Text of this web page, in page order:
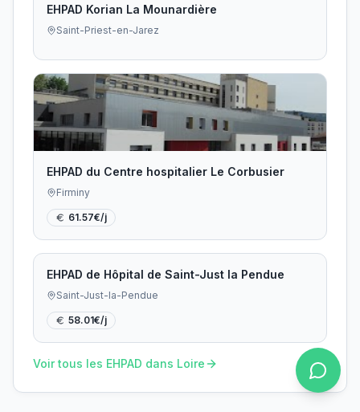
EHPAD Korian La Mounardière
Saint-Priest-en-Jarez
EHPAD du Centre hospitalier Le Corbusier
Firminy
61.57€/j
EHPAD de Hôpital de Saint-Just la Pendue
Saint-Just-la-Pendue
58.01€/j
Voir tous les EHPAD dans Loire